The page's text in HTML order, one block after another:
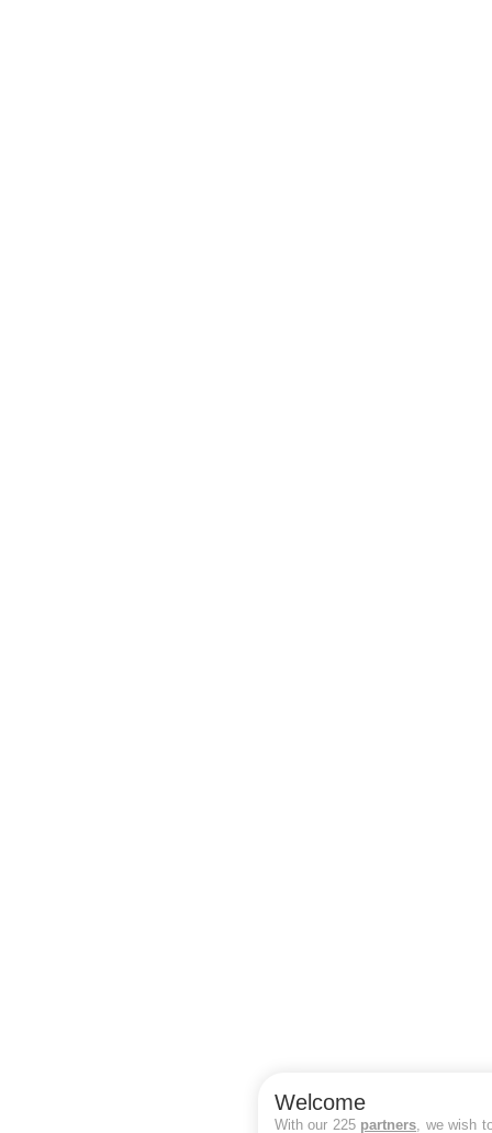
Welcome
With our 225 partners , we wish